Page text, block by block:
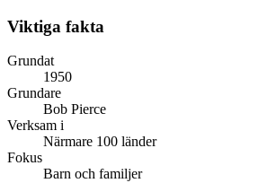
Viktiga fakta
Grundat
1950
Grundare
Bob Pierce
Verksam i
Närmare 100 länder
Fokus
Barn och familjer